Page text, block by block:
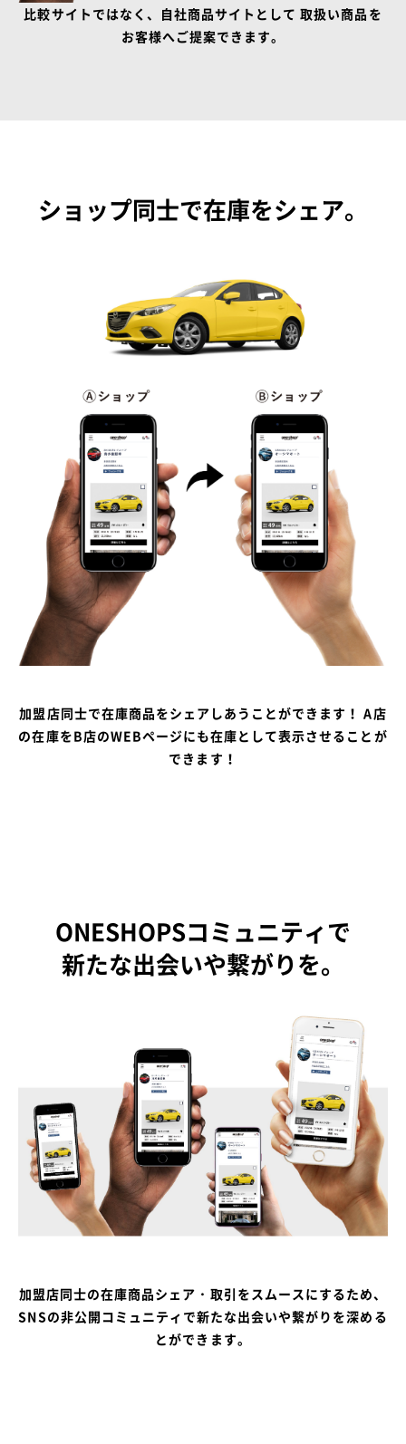
比較サイトではなく、自社商品サイトとして 取扱い商品を
お客様へご提案できます。
ショップ同士で在庫をシェア。
加盟店同士で在庫商品をシェアしあうことができます！ A店
の在庫をB店のWEBページにも在庫として表示させることが
できます！
ONESHOPSコミュニティで
新たな出会いや繋がりを。
加盟店同士の在庫商品シェア・取引をスムースにするため、
SNSの非公開コミュニティで新たな出会いや繋がりを深める
とができます。